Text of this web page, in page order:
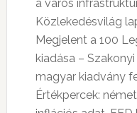
a város
Közlekedésvilág
Megjelent a 100
kiadása –
magyar kiadvány
Értékpercek: